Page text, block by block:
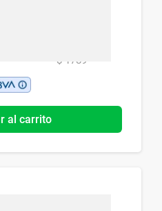
$ 1789
al carrito